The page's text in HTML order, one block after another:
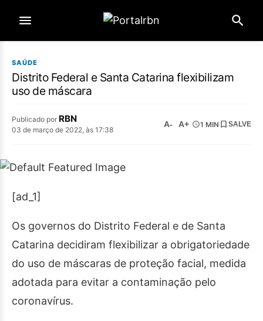
SAÚDE
Distrito Federal e Santa Catarina flexibilizam
uso de máscara
Publicado por RBN
03 de março de 2022, às 17:38
A- A+ 1 MIN SALVE
[ad_1]
Os governos do Distrito Federal e de Santa
Catarina decidiram flexibilizar a obrigatoriedade
do uso de máscaras de proteção facial, medida
adotada para evitar a contaminação pelo
coronavírus.